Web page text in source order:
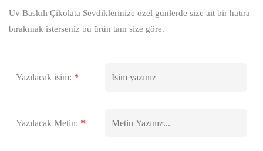
Uv Baskılı Çikolata Sevdiklerinize özel günlerde size ait bir hatıra
bırakmak isterseniz bu ürün tam size göre.
Yazılacak isim: *
Yazılacak Metin: *